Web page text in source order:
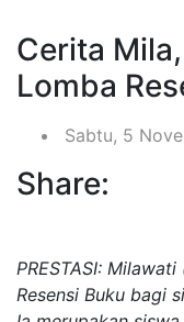
Cerita
Lomba
Sabtu, 5
Share:
PRESTASI:
Resensi Buku bagi